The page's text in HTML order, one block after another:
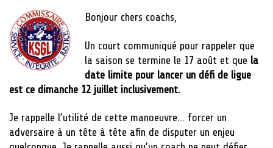
Bonjour chers coachs,
Un court communiqué pour rappeler que
la saison se termine le 17 août et que la
date limite pour lancer un défi de ligue
est ce dimanche 12 juillet inclusivement.
Je rappelle l’utilité de cette manoeuvre… forcer un
adversaire à un tête à tête afin de disputer un enjeu